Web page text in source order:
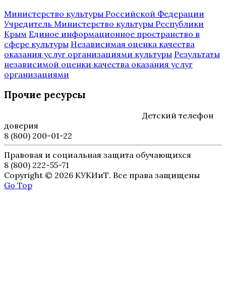
Министерство культуры Российской Федерации
Учредитель Министерство культуры Республики
Крым Единое информационное пространство в
сфере культуры Независимая оценка качества
оказания услуг организациями культуры Результаты
независимой оценки качества оказания услуг
организациями
Прочие ресурсы
Детский телефон
доверия
8 (800) 200-01-22
Правовая и социальная защита обучающихся
8 (800) 222-55-71
Copyright © 2026 КУКИиТ. Все права защищены
Go Top